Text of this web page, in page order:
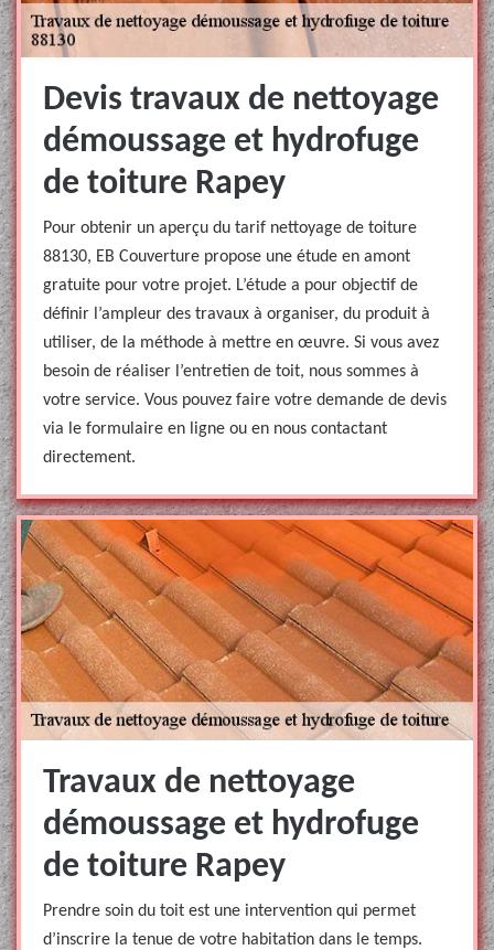
Devis travaux de nettoyage
démoussage et hydrofuge
de toiture Rapey
Pour obtenir un aperçu du tarif nettoyage de toiture
88130, EB Couverture propose une étude en amont
gratuite pour votre projet. L’étude a pour objectif de
définir l’ampleur des travaux à organiser, du produit à
utiliser, de la méthode à mettre en œuvre. Si vous avez
besoin de réaliser l’entretien de toit, nous sommes à
votre service. Vous pouvez faire votre demande de devis
via le formulaire en ligne ou en nous contactant
directement.
Travaux de nettoyage
démoussage et hydrofuge
de toiture Rapey
Prendre soin du toit est une intervention qui permet
d’inscrire la tenue de votre habitation dans le temps.